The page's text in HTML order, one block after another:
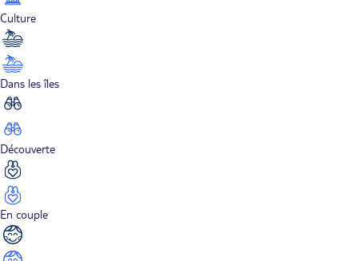
Culture
Dans les îles
Découverte
En couple